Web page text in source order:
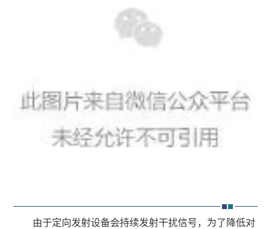
由于定向发射设备会持续发射干扰信号，为了降低对